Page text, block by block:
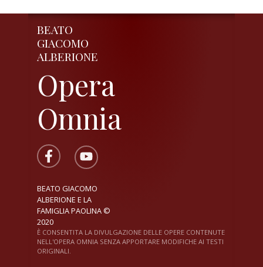
BEATO
GIACOMO
ALBERIONE
Opera
Omnia
BEATO GIACOMO
ALBERIONE E LA
FAMIGLIA PAOLINA ©
2020
È CONSENTITA LA DIVULGAZIONE DELLE OPERE CONTENUTE
NELL'OPERA OMNIA SENZA APPORTARE MODIFICHE AI TESTI
ORIGINALI.